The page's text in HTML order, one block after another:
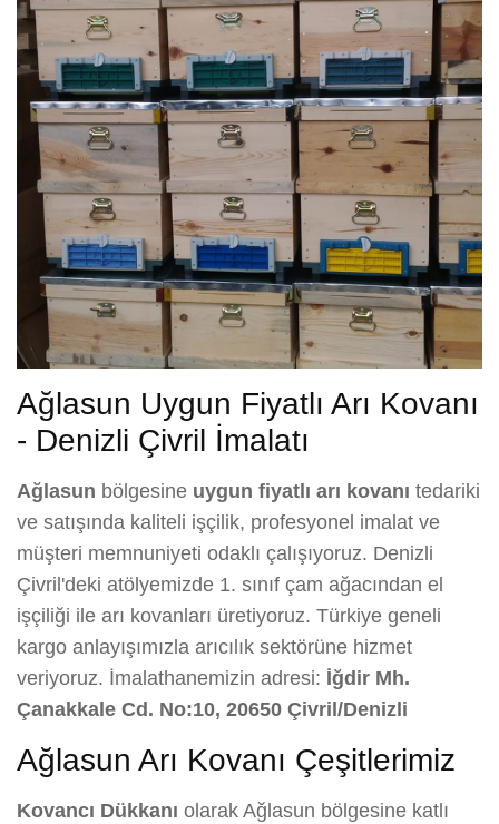
Ağlasun Uygun Fiyatlı Arı Kovanı
- Denizli Çivril İmalatı
Ağlasun bölgesine uygun fiyatlı arı kovanı tedariki
ve satışında kaliteli işçilik, profesyonel imalat ve
müşteri memnuniyeti odaklı çalışıyoruz. Denizli
Çivril'deki atölyemizde 1. sınıf çam ağacından el
işçiliği ile arı kovanları üretiyoruz. Türkiye geneli
kargo anlayışımızla arıcılık sektörüne hizmet
veriyoruz. İmalathanemizin adresi: İğdir Mh.
Çanakkale Cd. No:10, 20650 Çivril/Denizli
Ağlasun Arı Kovanı Çeşitlerimiz
Kovancı Dükkanı olarak Ağlasun bölgesine katlı